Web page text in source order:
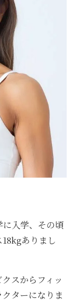
に入学、その頃
ありまし
スからフィッ
ターになりま